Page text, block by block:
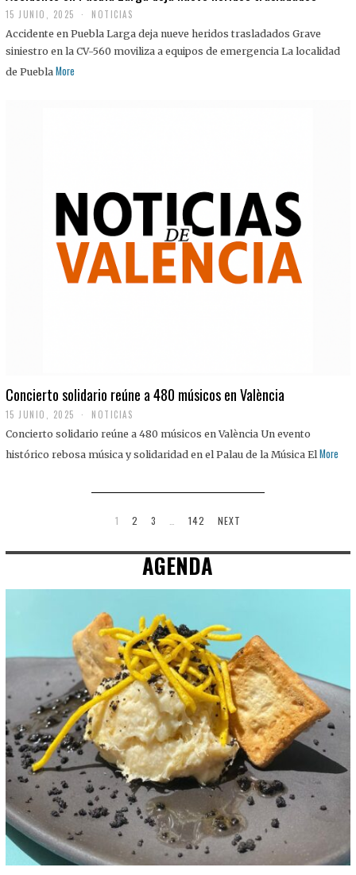
15 JUNIO, 2025 NOTICIAS
Accidente en Puebla Larga deja nueve heridos trasladados Grave
siniestro en la CV-560 moviliza a equipos de emergencia La localidad
de Puebla More
Concierto solidario reúne a 480 músicos en València
15 JUNIO, 2025 NOTICIAS
Concierto solidario reúne a 480 músicos en València Un evento
histórico rebosa música y solidaridad en el Palau de la Música El More
1 2 3 142 NEXT
AGENDA